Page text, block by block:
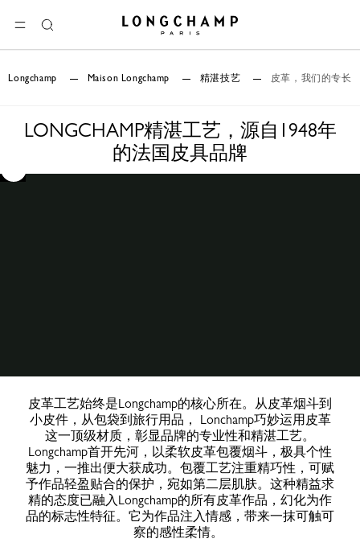
选单
搜
索
Longchamp - 主页
Longchamp Maison Longchamp 精湛技艺 皮革，我们的专长
LONGCHAMP精湛工艺，源自1948年
的法国皮具品牌
皮革工艺始终是Longchamp的核心所在。从皮革烟斗到
小皮件，从包袋到旅行用品， Lonchamp巧妙运用皮革
这一顶级材质，彰显品牌的专业性和精湛工艺。
Longchamp首开先河，以柔软皮革包覆烟斗，极具个性
魅力，一推出便大获成功。包覆工艺注重精巧性，可赋
予作品轻盈贴合的保护，宛如第二层肌肤。这种精益求
精的态度已融入Longchamp的所有皮革作品，幻化为作
品的标志性特征。它为作品注入情感，带来一抹可触可
察的感性柔情。